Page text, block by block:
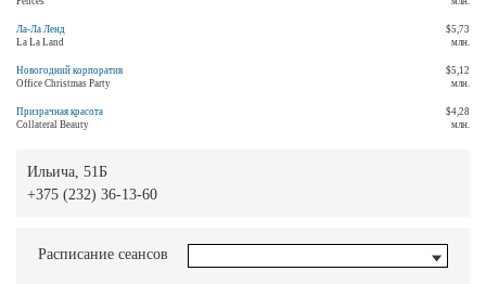
Ильича, 51Б
+375 (232) 36-13-60
Расписание сеансов
Ла-Ла Ленд
La La Land
$5,73
млн.
Новогодний корпоратив
Office Christmas Party
$5,12
млн.
Призрачная красота
Collateral Beauty
$4,28
млн.